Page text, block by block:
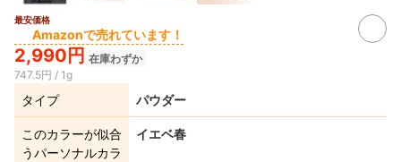
最安価格
Amazonで売れています！
2,990円 在庫わずか
747.5円 / 1g
タイプ パウダー
このカラーが似合
うパーソナルカラ
イエベ春